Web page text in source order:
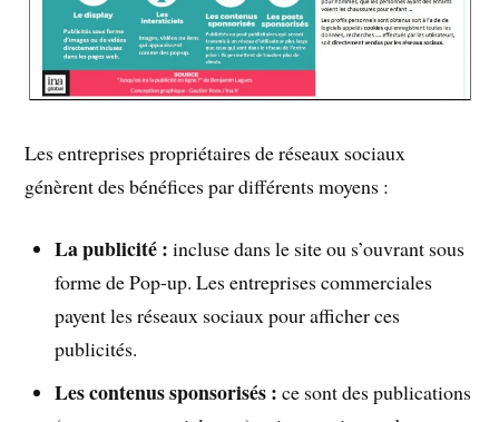
Les entreprises propriétaires de réseaux sociaux
génèrent des bénéfices par différents moyens :
Lapublicité :incluse dans le site ou s’ouvrant sous
forme de Pop-up. Les entreprises commerciales
payent les réseaux sociaux pour afficher ces
publicités.
Les contenus sponsorisés :ce sont des publications